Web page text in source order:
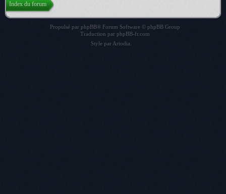
Index du forum
Propulsé par phpBB® Forum Software © phpBB Group
Traduction par phpBB-fr.com
Style par Artodia